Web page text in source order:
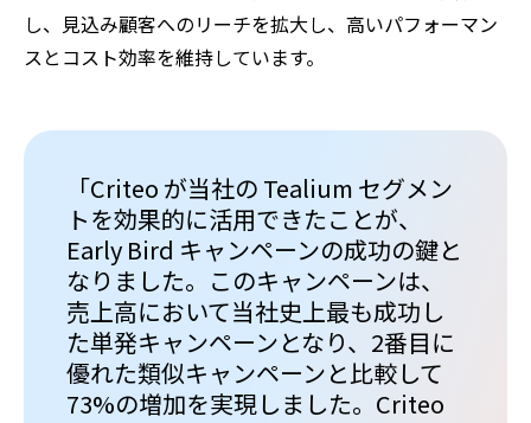
し、見込み顧客へのリーチを拡大し、高いパフォーマン
スとコスト効率を維持しています。
「Criteo が当社の Tealium セグメン
トを効果的に活用できたことが、
Early Bird キャンペーンの成功の鍵と
なりました。このキャンペーンは、
売上高において当社史上最も成功し
た単発キャンペーンとなり、2番目に
優れた類似キャンペーンと比較して
73%の増加を実現しました。Criteo